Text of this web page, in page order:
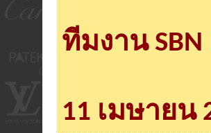
ทีมงาน SBN
11 เมษายน